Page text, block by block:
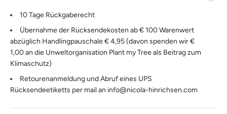
10 Tage Rückgaberecht
Übernahme der Rücksendekosten ab € 100 Warenwert
abzüglich Handlingpauschale € 4,95 (davon spenden wir €
1,00 an die Unweltorganisation Plant my Tree als Beitrag zum
Klimaschutz)
Retourenanmeldung und Abruf eines UPS
Rücksendeetiketts per mail an info@nicola-hinrichsen.com